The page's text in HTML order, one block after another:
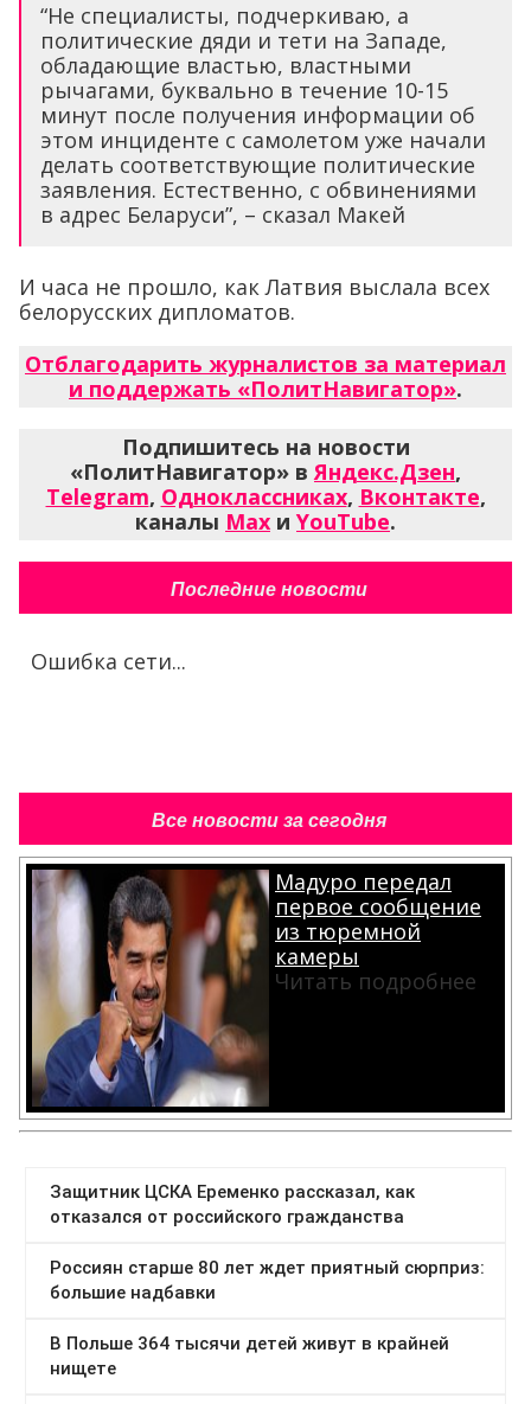
“Не специалисты, подчеркиваю, а
политические дяди и тети на Западе,
обладающие властью, властными
рычагами, буквально в течение 10-15
минут после получения информации об
этом инциденте с самолетом уже начали
делать соответствующие политические
заявления. Естественно, с обвинениями
в адрес Беларуси”, – сказал Макей
И часа не прошло, как Латвия выслала всех
белорусских дипломатов.
Отблагодарить журналистов за материал
и поддержать «ПолитНавигатор».
Подпишитесь на новости
«ПолитНавигатор» вЯндекс.Дзен,
Telegram, Одноклассниках, Вконтакте,
каналы Max и YouTube.
Последние новости
Ошибка сети...
Все новости за сегодня
Мадуро передал
первое сообщение
из тюремной
камеры
Читать подробнее